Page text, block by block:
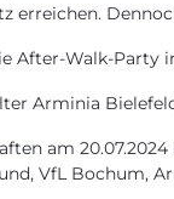
erreichen.
After-Walk-Party
Arminia
am
VfL Bochum,